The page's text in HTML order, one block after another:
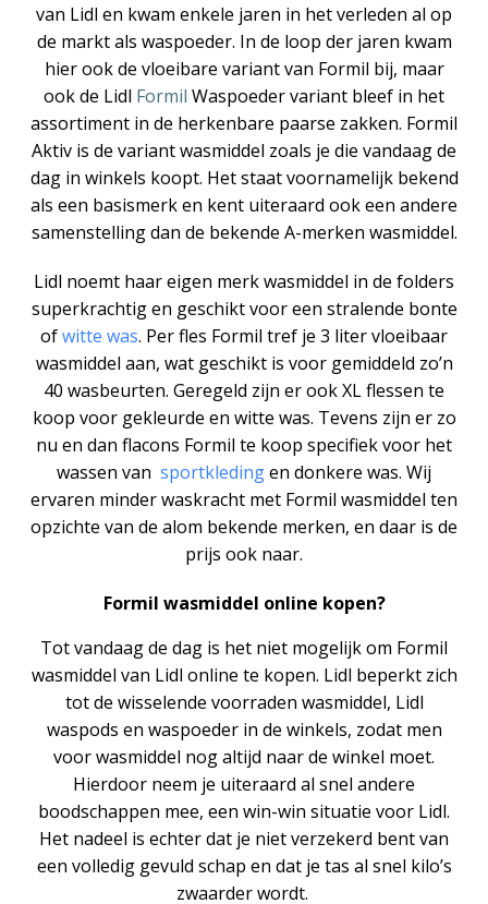
van Lidl en kwam enkele jaren in het verleden al op
de markt als waspoeder. In de loop der jaren kwam
hier ook de vloeibare variant van Formil bij, maar
ook de Lidl Formil Waspoeder variant bleef in het
assortiment in de herkenbare paarse zakken. Formil
Aktiv is de variant wasmiddel zoals je die vandaag de
dag in winkels koopt. Het staat voornamelijk bekend
als een basismerk en kent uiteraard ook een andere
samenstelling dan de bekende A-merken wasmiddel.
Lidl noemt haar eigen merk wasmiddel in de folders
superkrachtig en geschikt voor een stralende bonte
ofwitte was. Per fles Formil tref je 3 liter vloeibaar
wasmiddel aan, wat geschikt is voor gemiddeld zo’n
40 wasbeurten. Geregeld zijn er ook XL flessen te
koop voor gekleurde en witte was. Tevens zijn er zo
nu en dan flacons Formil te koop specifiek voor het
wassen van sportkledingen donkere was. Wij
ervaren minder waskracht met Formil wasmiddel ten
opzichte van de alom bekende merken, en daar is de
prijs ook naar.
Formil wasmiddel online kopen?
Tot vandaag de dag is het niet mogelijk om Formil
wasmiddel van Lidl online te kopen. Lidl beperkt zich
tot de wisselende voorraden wasmiddel, Lidl
waspods en waspoeder in de winkels, zodat men
voor wasmiddel nog altijd naar de winkel moet.
Hierdoor neem je uiteraard al snel andere
boodschappen mee, een win-win situatie voor Lidl.
Het nadeel is echter dat je niet verzekerd bent van
een volledig gevuld schap en dat je tas al snel kilo’s
zwaarder wordt.